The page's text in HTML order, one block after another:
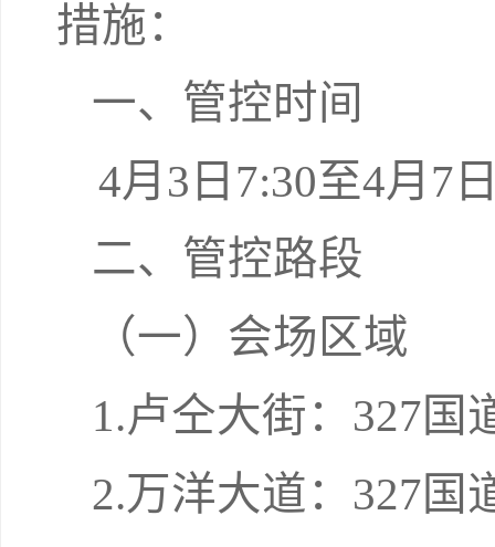
措施：
一、管控时间
4月3日7:30至4月7
二、管控路段
（一）会场区域
1.卢仝大街：327国
2.万洋大道：327国